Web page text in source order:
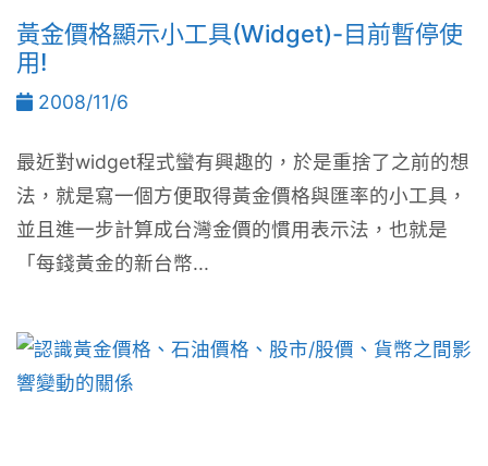
黃金價格顯示小工具(Widget)-目前暫停使
用!
2008/11/6
最近對widget程式蠻有興趣的，於是重捨了之前的想
法，就是寫一個方便取得黃金價格與匯率的小工具，
並且進一步計算成台灣金價的慣用表示法，也就是
「每錢黃金的新台幣...